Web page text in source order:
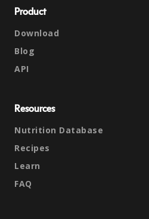
Product
Download
Blog
API
Resources
Nutrition Database
Recipes
Learn
FAQ